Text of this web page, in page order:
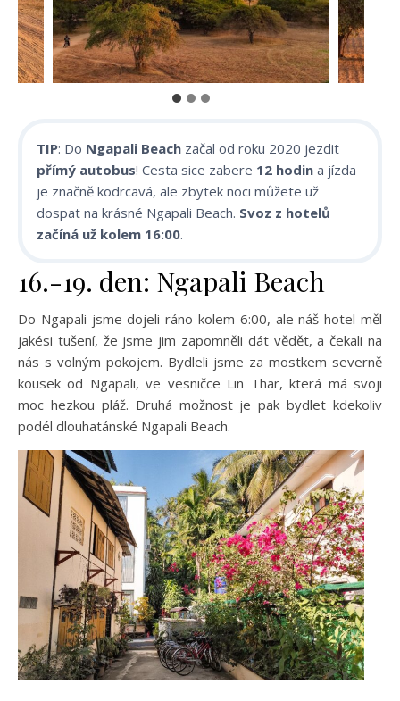
TIP: Do Ngapali Beach začal od roku 2020 jezdit
přímý autobus! Cesta sice zabere 12 hodin a jízda
je značně kodrcavá, ale zbytek noci můžete už
dospat na krásné Ngapali Beach. Svoz z hotelů
začíná už kolem 16:00.
16.-19. den: Ngapali Beach
Do Ngapali jsme dojeli ráno kolem 6:00, ale náš hotel měl
jakési tušení, že jsme jim zapomněli dát vědět, a čekali na
nás s volným pokojem. Bydleli jsme za mostkem severně
kousek od Ngapali, ve vesničce Lin Thar, která má svoji
moc hezkou pláž. Druhá možnost je pak bydlet kdekoliv
podél dlouhatánské Ngapali Beach.